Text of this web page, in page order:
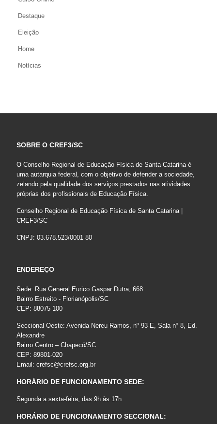
Destaque
Eleição
Home
Notícias
SOBRE O CREF3/SC
O Conselho Regional de Educação Física de Santa Catarina é
uma autarquia federal, com o objetivo de defender a sociedade,
zelando pela qualidade dos serviços prestados nas atividades
próprias dos profissionais de Educação Física.
Conselho Regional de Educação Física de Santa Catarina |
CREF3/SC
CNPJ: 03.678.523/0001-80
ENDEREÇO
Sede: Rua General Eurico Gaspar Dutra, 668
Bairro Estreito - Florianópolis/SC
CEP: 88075-100
Seccional Oeste: Avenida Nereu Ramos, nº 93-E, Sala nº 8, Ed.
Alexandre
Bairro Centro – Chapecó/SC
CEP: 89801-020
Email: crefsc@crefsc.org.br
HORÁRIO DE FUNCIONAMENTO SEDE:
Segunda a sexta-feira, das 9h às 17h
HORÁRIO DE FUNCIONAMENTO SECCIONAL: